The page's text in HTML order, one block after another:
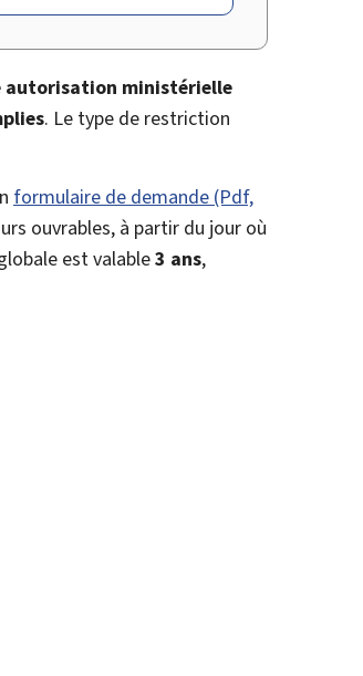
autorisation ministérielle
. Le type de restriction
formulaire de demande (Pdf,
ouvrables, à partir du jour où
est valable3 ans,